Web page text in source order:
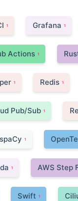
1 Grafana 1
Actions 1
1 Redis 1
Pub/Sub 1
spaCy 1
1 AWS Step
Swift 1